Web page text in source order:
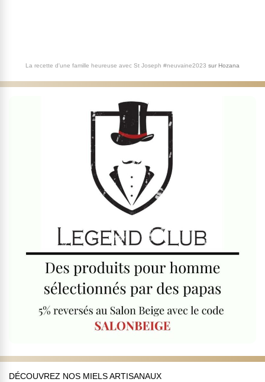
La recette d'une famille heureuse avec St Joseph #neuvaine2023 sur Hozana
DÉCOUVREZ NOS MIELS ARTISANAUX